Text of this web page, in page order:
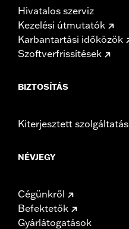
Hivatalos szerviz
Kezelési útmutatók
Karbantartási időközök
Szoftverfrissítések
BIZTOSÍTÁS
Kiterjesztett szolgáltatás
NÉVJEGY
Cégünkről
Befektetők
Gyárlátogatások